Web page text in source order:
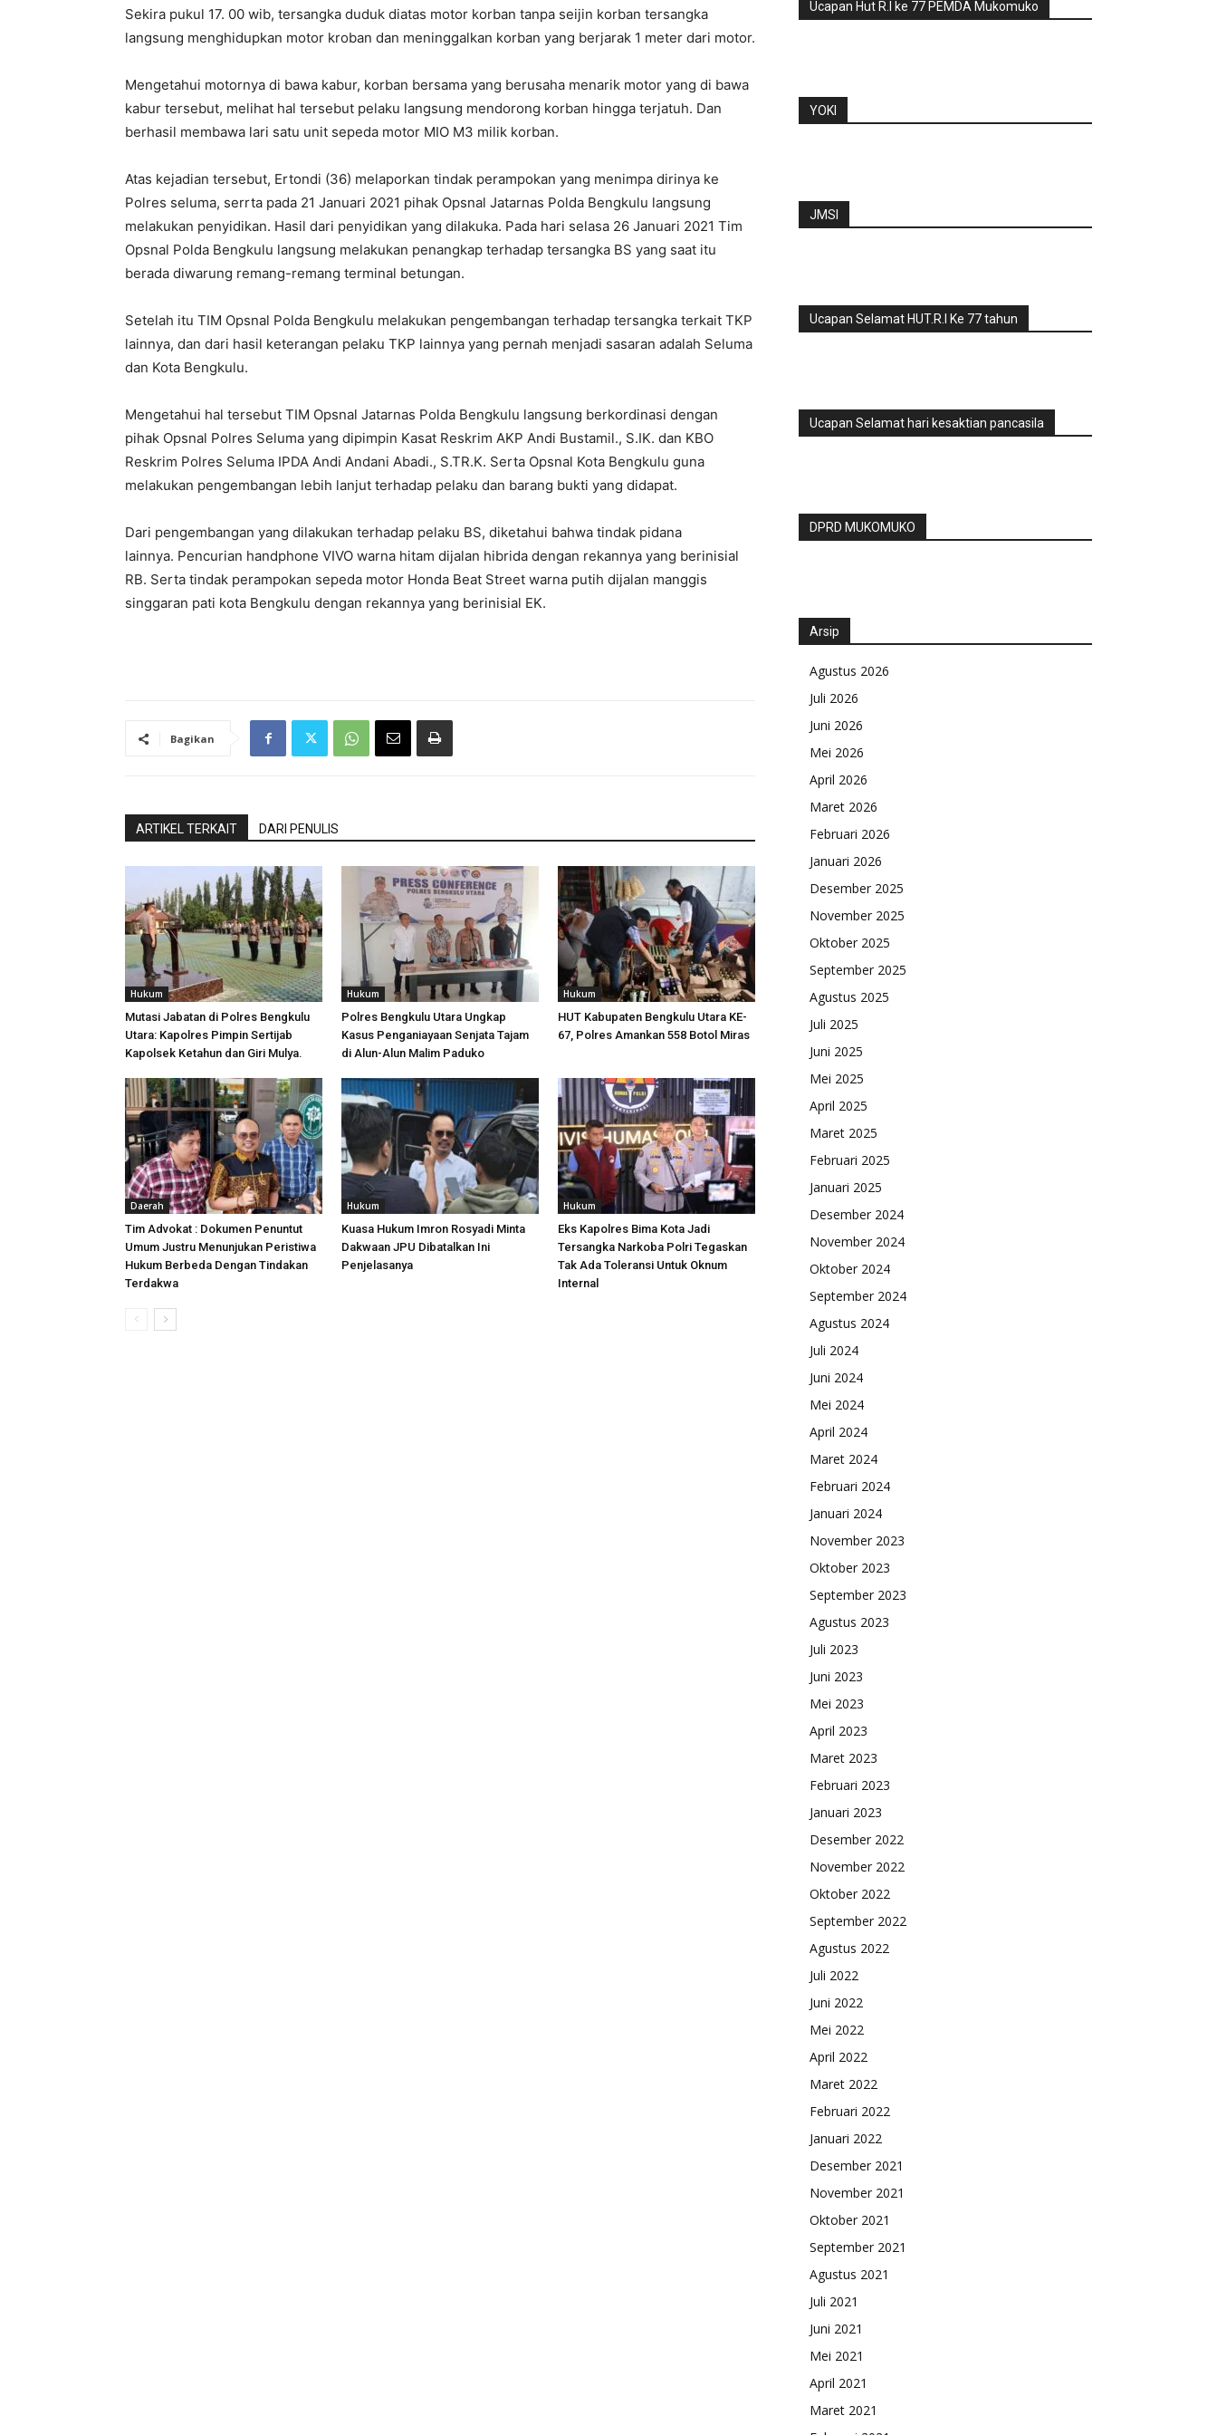
Sekira pukul 17. 00 wib, tersangka duduk diatas motor korban tanpa seijin korban tersangka
langsung menghidupkan motor kroban dan meninggalkan korban yang berjarak 1 meter dari motor.
Mengetahui motornya di bawa kabur, korban bersama yang berusaha menarik motor yang di bawa
kabur tersebut, melihat hal tersebut pelaku langsung mendorong korban hingga terjatuh. Dan
berhasil membawa lari satu unit sepeda motor MIO M3 milik korban.
Atas kejadian tersebut, Ertondi (36) melaporkan tindak perampokan yang menimpa dirinya ke
Polres seluma, serrta pada 21 Januari 2021 pihak Opsnal Jatarnas Polda Bengkulu langsung
melakukan penyidikan. Hasil dari penyidikan yang dilakuka. Pada hari selasa 26 Januari 2021 Tim
Opsnal Polda Bengkulu langsung melakukan penangkap terhadap tersangka BS yang saat itu
berada diwarung remang-remang terminal betungan.
Setelah itu TIM Opsnal Polda Bengkulu melakukan pengembangan terhadap tersangka terkait TKP
lainnya, dan dari hasil keterangan pelaku TKP lainnya yang pernah menjadi sasaran adalah Seluma
dan Kota Bengkulu.
Mengetahui hal tersebut TIM Opsnal Jatarnas Polda Bengkulu langsung berkordinasi dengan
pihak Opsnal Polres Seluma yang dipimpin Kasat Reskrim AKP Andi Bustamil., S.IK. dan KBO
Reskrim Polres Seluma IPDA Andi Andani Abadi., S.TR.K. Serta Opsnal Kota Bengkulu guna
melakukan pengembangan lebih lanjut terhadap pelaku dan barang bukti yang didapat.
Dari pengembangan yang dilakukan terhadap pelaku BS, diketahui bahwa tindak pidana
lainnya. Pencurian handphone VIVO warna hitam dijalan hibrida dengan rekannya yang berinisial
RB. Serta tindak perampokan sepeda motor Honda Beat Street warna putih dijalan manggis
singgaran pati kota Bengkulu dengan rekannya yang berinisial EK.
Bagikan
ARTIKEL TERKAIT DARI PENULIS
Hukum
Mutasi Jabatan di Polres Bengkulu
Utara: Kapolres Pimpin Sertijab
Kapolsek Ketahun dan Giri Mulya.
Hukum
Polres Bengkulu Utara Ungkap
Kasus Penganiayaan Senjata Tajam
di Alun-Alun Malim Paduko
Hukum
HUT Kabupaten Bengkulu Utara KE-
67, Polres Amankan 558 Botol Miras
Daerah
Tim Advokat : Dokumen Penuntut
Umum Justru Menunjukan Peristiwa
Hukum Berbeda Dengan Tindakan
Terdakwa
Hukum
Kuasa Hukum Imron Rosyadi Minta
Dakwaan JPU Dibatalkan Ini
Penjelasanya
Hukum
Eks Kapolres Bima Kota Jadi
Tersangka Narkoba Polri Tegaskan
Tak Ada Toleransi Untuk Oknum
Internal
Ucapan Hut R.I ke 77 PEMDA Mukomuko
YOKI
JMSI
Ucapan Selamat HUT.R.I Ke 77 tahun
Ucapan Selamat hari kesaktian pancasila
DPRD MUKOMUKO
Arsip
Agustus 2026
Juli 2026
Juni 2026
Mei 2026
April 2026
Maret 2026
Februari 2026
Januari 2026
Desember 2025
November 2025
Oktober 2025
September 2025
Agustus 2025
Juli 2025
Juni 2025
Mei 2025
April 2025
Maret 2025
Februari 2025
Januari 2025
Desember 2024
November 2024
Oktober 2024
September 2024
Agustus 2024
Juli 2024
Juni 2024
Mei 2024
April 2024
Maret 2024
Februari 2024
Januari 2024
November 2023
Oktober 2023
September 2023
Agustus 2023
Juli 2023
Juni 2023
Mei 2023
April 2023
Maret 2023
Februari 2023
Januari 2023
Desember 2022
November 2022
Oktober 2022
September 2022
Agustus 2022
Juli 2022
Juni 2022
Mei 2022
April 2022
Maret 2022
Februari 2022
Januari 2022
Desember 2021
November 2021
Oktober 2021
September 2021
Agustus 2021
Juli 2021
Juni 2021
Mei 2021
April 2021
Maret 2021